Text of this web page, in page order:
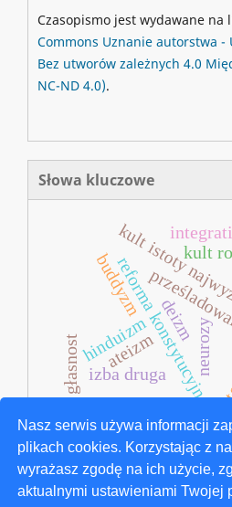
Nasz serwis używa informacji
plikach cookies. Korzystając z
wyrażasz zgodę na ich użycie,
aktualnymi ustawieniami Twojej
Czasopismo jest wydawane na
Commons Uznanie autorstwa -
Bez utworów zależnych 4.0
NC-ND 4.0).
Słowa kluczowe
reforma konstytucyjna
kult istotykult
izba druga
hinduizm
buddyzm
deizm
głasnost neurozy
ateizm